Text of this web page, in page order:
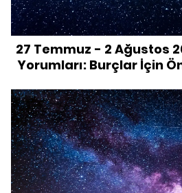
27 Temmuz - 2 Ağustos
Yorumları: Burçlar İçin